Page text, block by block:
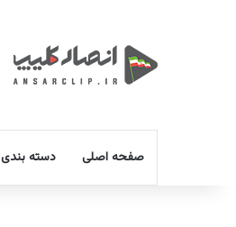
صفحه اصلی دسته بندی